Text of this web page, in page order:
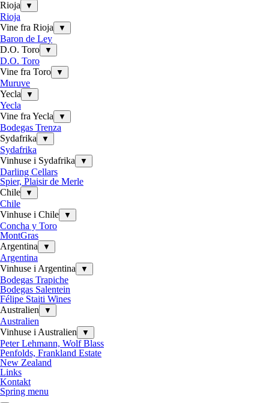
Rioja
▼
Rioja
Vine fra Rioja
▼
Baron de Ley
D.O. Toro
▼
D.O. Toro
Vine fra Toro
▼
Muruve
Yecla
▼
Yecla
Vine fra Yecla
▼
Bodegas Trenza
Sydafrika
▼
Sydafrika
Vinhuse i Sydafrika
▼
Darling Cellars
Spier, Plaisir de Merle
Chile
▼
Chile
Vinhuse i Chile
▼
Concha y Toro
MontGras
Argentina
▼
Argentina
Vinhuse i Argentina
▼
Bodegas Trapiche
Bodegas Salentein
Félipe Staiti Wines
Australien
▼
Australien
Vinhuse i Australien
▼
Peter Lehmann, Wolf Blass
Penfolds, Frankland Estate
New Zealand
Links
Kontakt
Spring menu